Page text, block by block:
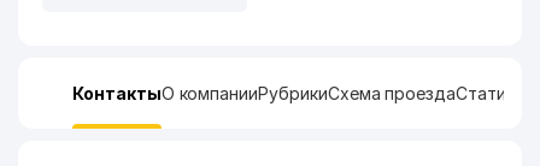
КонтактыО компанииРубрикиСхема проезда